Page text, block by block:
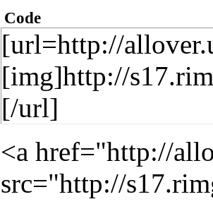
Code
[url=http://
[img]http://
[/url]
<a href="http://
src="http://